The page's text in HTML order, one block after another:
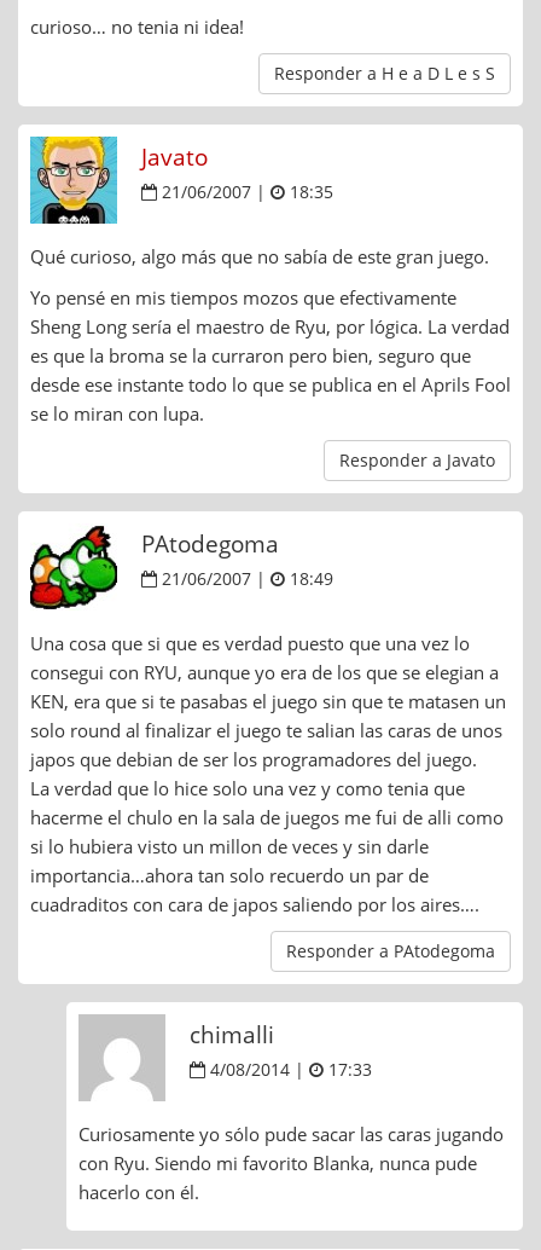
curioso… no tenia ni idea!
Responder a H e a D L e s S
Javato
21/06/2007 | 18:35
Qué curioso, algo más que no sabía de este gran juego.
Yo pensé en mis tiempos mozos que efectivamente
Sheng Long sería el maestro de Ryu, por lógica. La verdad
es que la broma se la curraron pero bien, seguro que
desde ese instante todo lo que se publica en el Aprils Fool
se lo miran con lupa.
Responder a Javato
PAtodegoma
21/06/2007 | 18:49
Una cosa que si que es verdad puesto que una vez lo
consegui con RYU, aunque yo era de los que se elegian a
KEN, era que si te pasabas el juego sin que te matasen un
solo round al finalizar el juego te salian las caras de unos
japos que debian de ser los programadores del juego.
La verdad que lo hice solo una vez y como tenia que
hacerme el chulo en la sala de juegos me fui de alli como
si lo hubiera visto un millon de veces y sin darle
importancia…ahora tan solo recuerdo un par de
cuadraditos con cara de japos saliendo por los aires….
Responder a PAtodegoma
chimalli
4/08/2014 | 17:33
Curiosamente yo sólo pude sacar las caras jugando
con Ryu. Siendo mi favorito Blanka, nunca pude
hacerlo con él.